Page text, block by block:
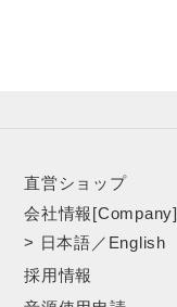
直営ショップ
会社情報[Company]
> 日本語 ／ English
採用情報